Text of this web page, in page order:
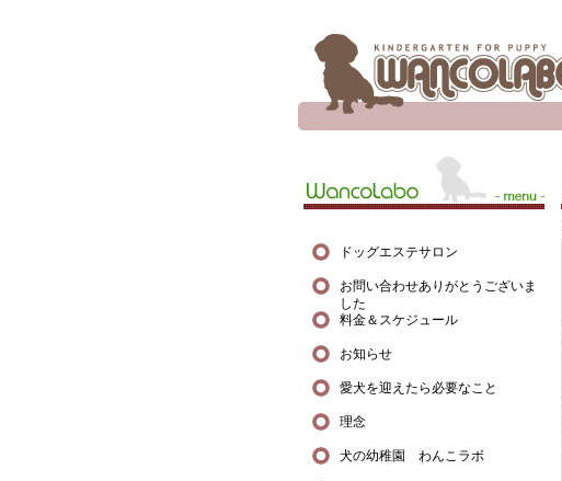
ドッグエステサロン
お問い合わせありがとうございま
した
料金＆スケジュール
お知らせ
愛犬を迎えたら必要なこと
理念
犬の幼稚園 わんこラボ